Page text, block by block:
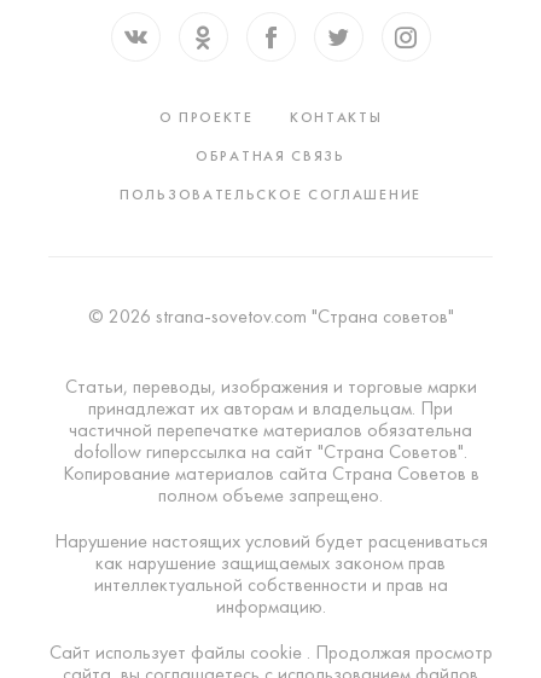
О ПРОЕКТЕ
КОНТАКТЫ
ОБРАТНАЯ СВЯЗЬ
ПОЛЬЗОВАТЕЛЬСКОЕ СОГЛАШЕНИЕ
© 2026 strana-sovetov.com "Страна советов"
Статьи, переводы, изображения и торговые марки
принадлежат их авторам и владельцам. При
частичной перепечатке материалов обязательна
dofollow гиперссылка на сайт "Страна Советов".
Копирование материалов сайта Страна Советов в
полном объеме запрещено.
Нарушение настоящих условий будет расцениваться
как нарушение защищаемых законом прав
интеллектуальной собственности и прав на
информацию.
Сайт использует файлы cookie . Продолжая просмотр